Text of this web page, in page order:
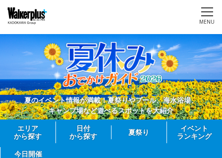
MENU
夏のイベント情報が満載！夏祭りやプール、海水浴場、
キャンプ場など遊べるスポットを大紹介
エリア
から探す
日付
から探す
夏祭り
イベント
ランキング
今日開催